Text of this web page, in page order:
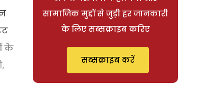
के
सामाजिक मुद्दों से जुड़ी हर जानकारी
के लिए सब्सक्राइब करिए
सब्सक्राइब करें